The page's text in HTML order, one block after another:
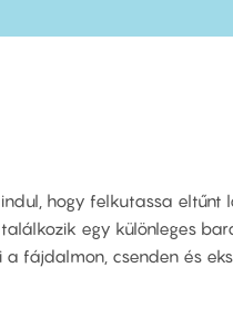
hogy felkutassa eltűnt
egy különleges
a fájdalmon, csenden és